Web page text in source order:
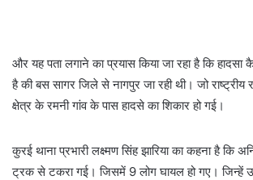
और यह पता लगाने का प्रयास किया जा रहा है कि हादसा
है की बस सागर जिले से नागपुर जा रही थी। जो राष्ट्रीय
क्षेत्र के रमनी गांव के पास हादसे का शिकार हो गई।
कुरई थाना प्रभारी लक्ष्मण सिंह झारिया का कहना है कि
ट्रक से टकरा गई। जिसमें 9 लोग घायल हो गए। जिन्हें